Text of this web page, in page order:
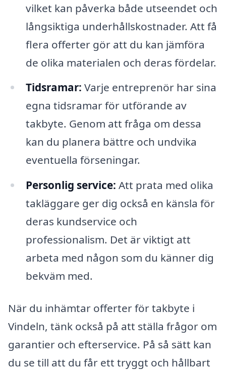
vilket kan påverka både utseendet och
långsiktiga underhållskostnader. Att få
flera offerter gör att du kan jämföra
de olika materialen och deras fördelar.
Tidsramar: Varje entreprenör har sina
egna tidsramar för utförande av
takbyte. Genom att fråga om dessa
kan du planera bättre och undvika
eventuella förseningar.
Personlig service: Att prata med olika
takläggare ger dig också en känsla för
deras kundservice och
professionalism. Det är viktigt att
arbeta med någon som du känner dig
bekväm med.
När du inhämtar offerter för takbyte i
Vindeln, tänk också på att ställa frågor om
garantier och efterservice. På så sätt kan
du se till att du får ett tryggt och hållbart